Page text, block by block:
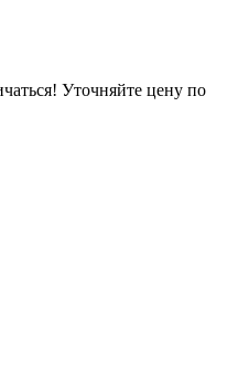
Уточняйте цену по